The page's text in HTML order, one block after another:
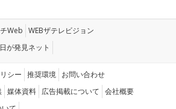
Web WEBザテレビジョン
が発見ネット
シー 推奨環境 お問い合わせ
媒体資料 広告掲載について 会社概要